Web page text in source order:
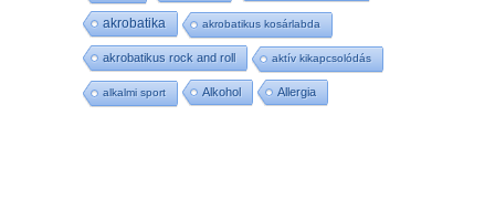
akrobatika akrobatikus kosárlabda
akrobatikus rock and roll aktív kikapcsolódás
alkalmi sport Alkohol Allergia